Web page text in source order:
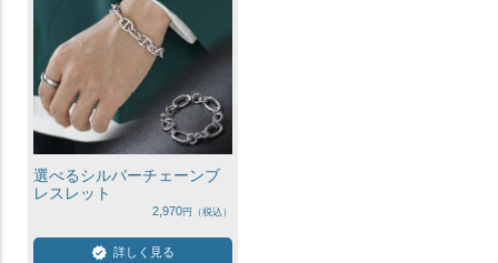
選べるシルバーチェーンブ
レスレット
2,970
詳しく見る